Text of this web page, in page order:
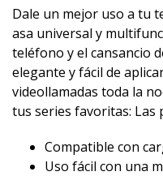
Dale un mejor uso a tu
asa universal y
teléfono y el cansancio
elegante y fácil de
videollamadas toda la
tus series favoritas: Las
Compatible con
Uso fácil con una